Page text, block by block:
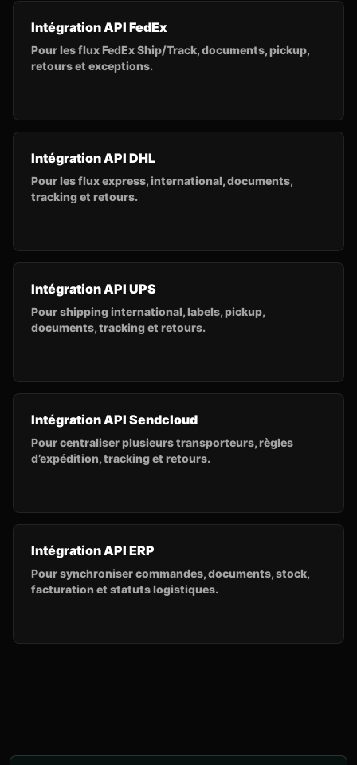
Intégration API FedEx
Pour les flux FedEx Ship/Track, documents, pickup,
retours et exceptions.
Intégration API DHL
Pour les flux express, international, documents,
tracking et retours.
Intégration API UPS
Pour shipping international, labels, pickup,
documents, tracking et retours.
Intégration API Sendcloud
Pour centraliser plusieurs transporteurs, règles
d’expédition, tracking et retours.
Intégration API ERP
Pour synchroniser commandes, documents, stock,
facturation et statuts logistiques.